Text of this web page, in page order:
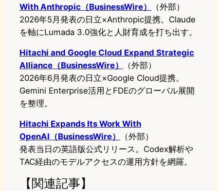
With Anthropic（BusinessWire）
（外部）
2026年5月発表の日立×Anthropic提携。Claude
を軸にLumada 3.0強化と人財育成を打ち出す。
Hitachi and Google Cloud Expand Strategic
Alliance（BusinessWire）
（外部）
2026年6月発表の日立×Google Cloud提携。
Gemini Enterprise活用とFDEのグローバル展開
を整理。
Hitachi Expands Its Work With
OpenAI（BusinessWire）
（外部）
発表当日の英語版公式リリース。Codex解析や
TAC経由のモデルアクセスの運用方針を網羅。
【関連記事】